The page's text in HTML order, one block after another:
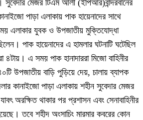
মেজর টিএম আলী (ইপিআর)বান্দরবানের
পাড়া এলাকায় পাক হায়েনাদের সাথে
এলাকার যুবক ও উপজাতীয় মুক্তিযোদ্ধা
পাক হায়েনাদের এ হামলার ঘটনাটি ঘটেছিল
এ সময় পাক হানাদাররা মিজো বাহিনীর
উপজাতীয় বাড়ি পুড়িয়ে দেয়, চালায় ব্যাপক
কানাইজো পাড়া এলাকায় শহীন সুবেদার মেজর
অরক্ষিত থাকার পর প্রশাসন এবং সেনাবাহিনীর
তবে শহীদ অংসাচিং মারমার কবরের কোন